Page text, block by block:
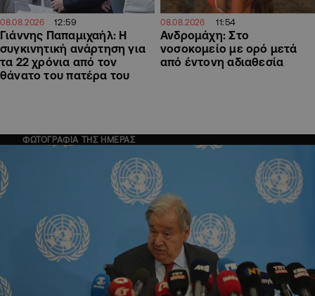
08.08.2026 12:59
Γιάννης Παπαμιχαήλ: Η
συγκινητική ανάρτηση για
τα 22 χρόνια από τον
θάνατο του πατέρα του
08.08.2026 11:54
Ανδρομάχη: Στο
νοσοκομείο με ορό μετά
από έντονη αδιαθεσία
ΦΩΤΟΓΡΑΦΙΑ ΤΗΣ ΗΜΕΡΑΣ